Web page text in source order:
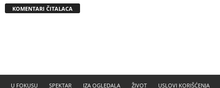
KOMENTARI ČITALACA
U FOKUSU SPEKTAR IZA OGLEDALA ŽIVOT USLOVI KORIŠĆENJA